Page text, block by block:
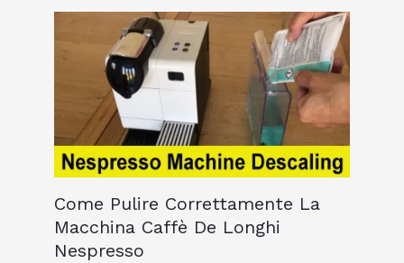
Come Pulire Correttamente La
Macchina Caffè De Longhi
Nespresso